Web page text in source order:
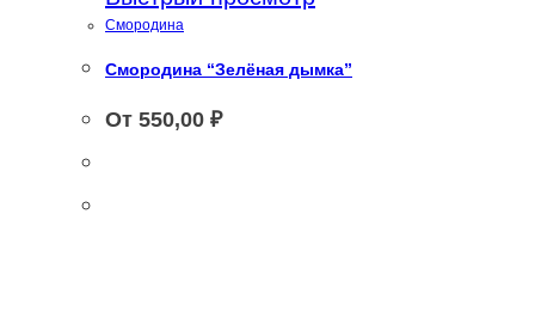
Смородина
Смородина “Зелёная дымка”
От 550,00 ₽